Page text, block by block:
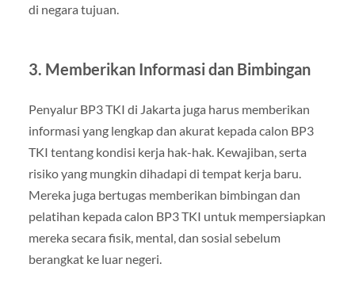
di negara tujuan.
3. Memberikan Informasi dan Bimbingan
Penyalur BP3 TKI di Jakarta juga harus memberikan
informasi yang lengkap dan akurat kepada calon BP3
TKI tentang kondisi kerja hak-hak. Kewajiban, serta
risiko yang mungkin dihadapi di tempat kerja baru.
Mereka juga bertugas memberikan bimbingan dan
pelatihan kepada calon BP3 TKI untuk mempersiapkan
mereka secara fisik, mental, dan sosial sebelum
berangkat ke luar negeri.